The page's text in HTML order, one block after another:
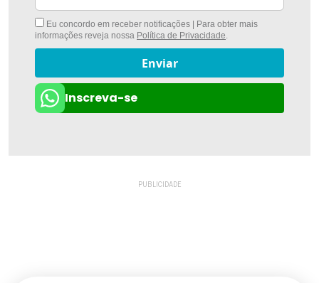
Eu concordo em receber notificações | Para obter mais
informações reveja nossa Política de Privacidade.
Enviar
Inscreva-se